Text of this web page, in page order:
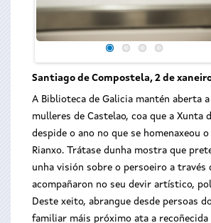
Santiago de Compostela, 2 de
A Biblioteca de Galicia mantén aberta
mulleres de Castelao, coa que a Xunta
despide o ano no que se homenaxeou
Rianxo. Trátase dunha mostra que
unha visión sobre o persoeiro a través
acompañaron no seu devir artístico,
Deste xeito, abrangue desde persoas
familiar máis próximo ata a